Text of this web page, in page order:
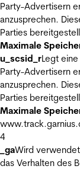
Party-Advertisern
anzusprechen.
Parties
Maximale
u_scsid_rLegt
Party-Advertisern
anzusprechen.
Parties
Maximale
4
_gaWird
das Verhalten des